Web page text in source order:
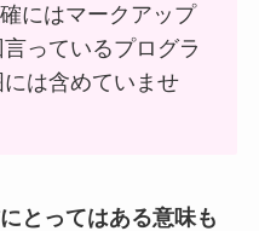
にはマークアップ
っているプログラ
は含めていませ
とってはある意味も